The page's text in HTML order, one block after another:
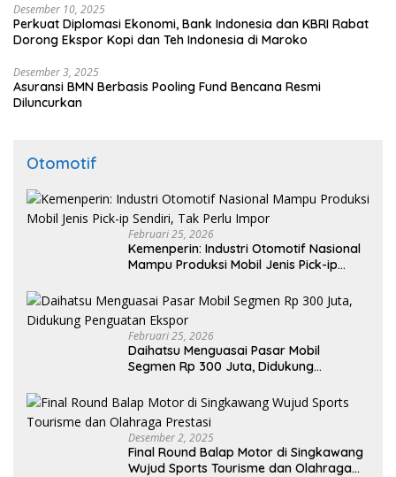
Desember 10, 2025
Perkuat Diplomasi Ekonomi, Bank Indonesia dan KBRI Rabat
Dorong Ekspor Kopi dan Teh Indonesia di Maroko
Desember 3, 2025
Asuransi BMN Berbasis Pooling Fund Bencana Resmi
Diluncurkan
Otomotif
Februari 25, 2026
Kemenperin: Industri Otomotif Nasional
Mampu Produksi Mobil Jenis Pick-ip
Februari 25, 2026
Daihatsu Menguasai Pasar Mobil
Segmen Rp 300 Juta, Didukung
Desember 2, 2025
Final Round Balap Motor di Singkawang
Wujud Sports Tourisme dan Olahraga